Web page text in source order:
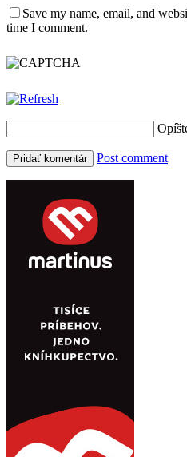
Save my name, email, and
time I comment.
Post comment